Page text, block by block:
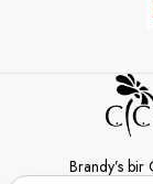
Brandy’s bir